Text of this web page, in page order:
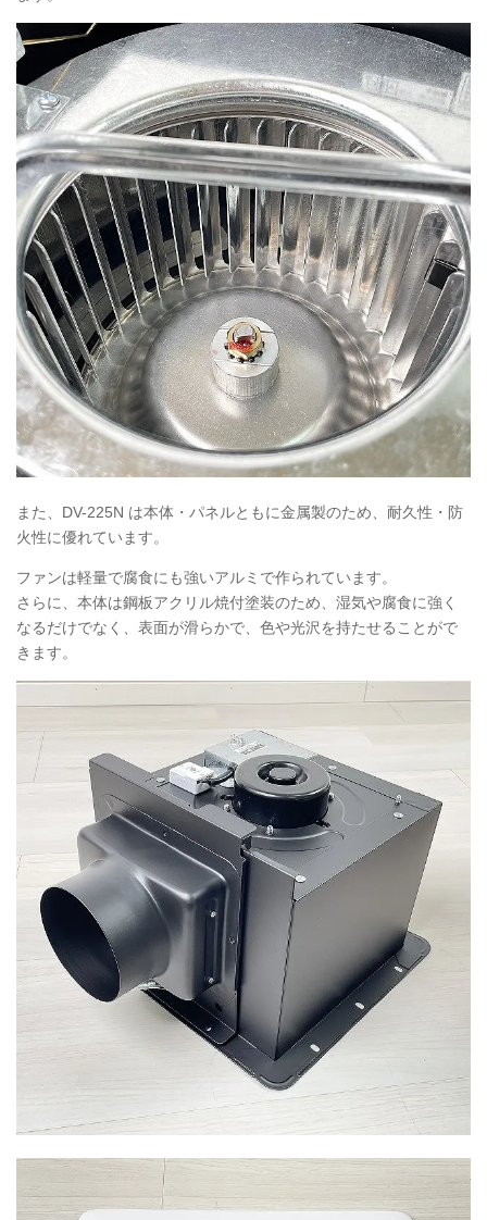
また、DV-225N は本体・パネルともに金属製のため、耐久性・防
火性に優れています。
ファンは軽量で腐食にも強いアルミで作られています。
さらに、本体は鋼板アクリル焼付塗装のため、湿気や腐食に強く
なるだけでなく、表面が滑らかで、色や光沢を持たせることがで
きます。